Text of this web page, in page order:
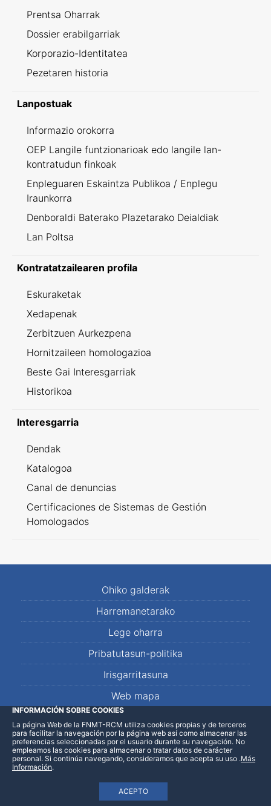
Prentsa Oharrak
Dossier erabilgarriak
Korporazio-Identitatea
Pezetaren historia
Lanpostuak
Informazio orokorra
OEP Langile funtzionarioak edo langile lan-
kontratudun finkoak
Enpleguaren Eskaintza Publikoa / Enplegu
Iraunkorra
Denboraldi Baterako Plazetarako Deialdiak
Lan Poltsa
Kontratatzailearen profila
Eskuraketak
Xedapenak
Zerbitzuen Aurkezpena
Hornitzaileen homologazioa
Beste Gai Interesgarriak
Historikoa
Interesgarria
Dendak
Katalogoa
Canal de denuncias
Certificaciones de Sistemas de Gestión
Homologados
Ohiko galderak
Harremanetarako
Lege oharra
Pribatutasun-politika
Irisgarritasuna
Web mapa
LinkedInFacebookWhatsApp
INFORMACIÓN SOBRE COOKIES
La página Web de la FNMT-RCM utiliza cookies propias y de terceros
para facilitar la navegación por la página web así como almacenar las
preferencias seleccionadas por el usuario durante su navegación. No
empleamos las cookies para almacenar o tratar datos de carácter
personal. Si continúa navegando, consideramos que acepta su uso
ACEPTO
.Más
Información.